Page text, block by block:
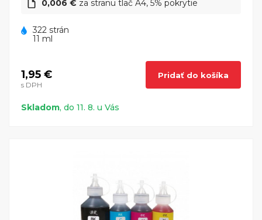
0,006 € za stranu tlač A4, 5% pokrytie
322 strán
11 ml
1,95 €
s DPH
Pridať do košíka
Skladom, do 11. 8. u Vás